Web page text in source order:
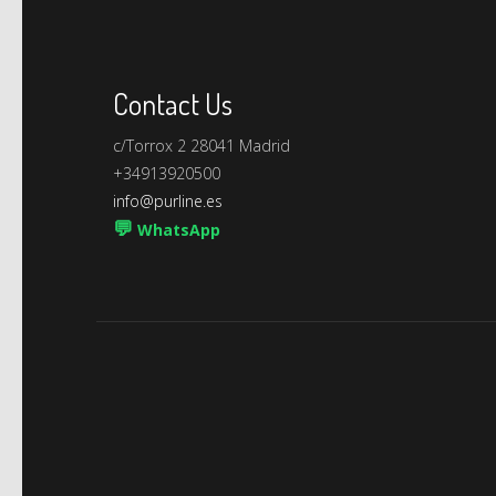
Contact Us
c/Torrox 2 28041 Madrid
+34913920500
info@purline.es
💬 WhatsApp